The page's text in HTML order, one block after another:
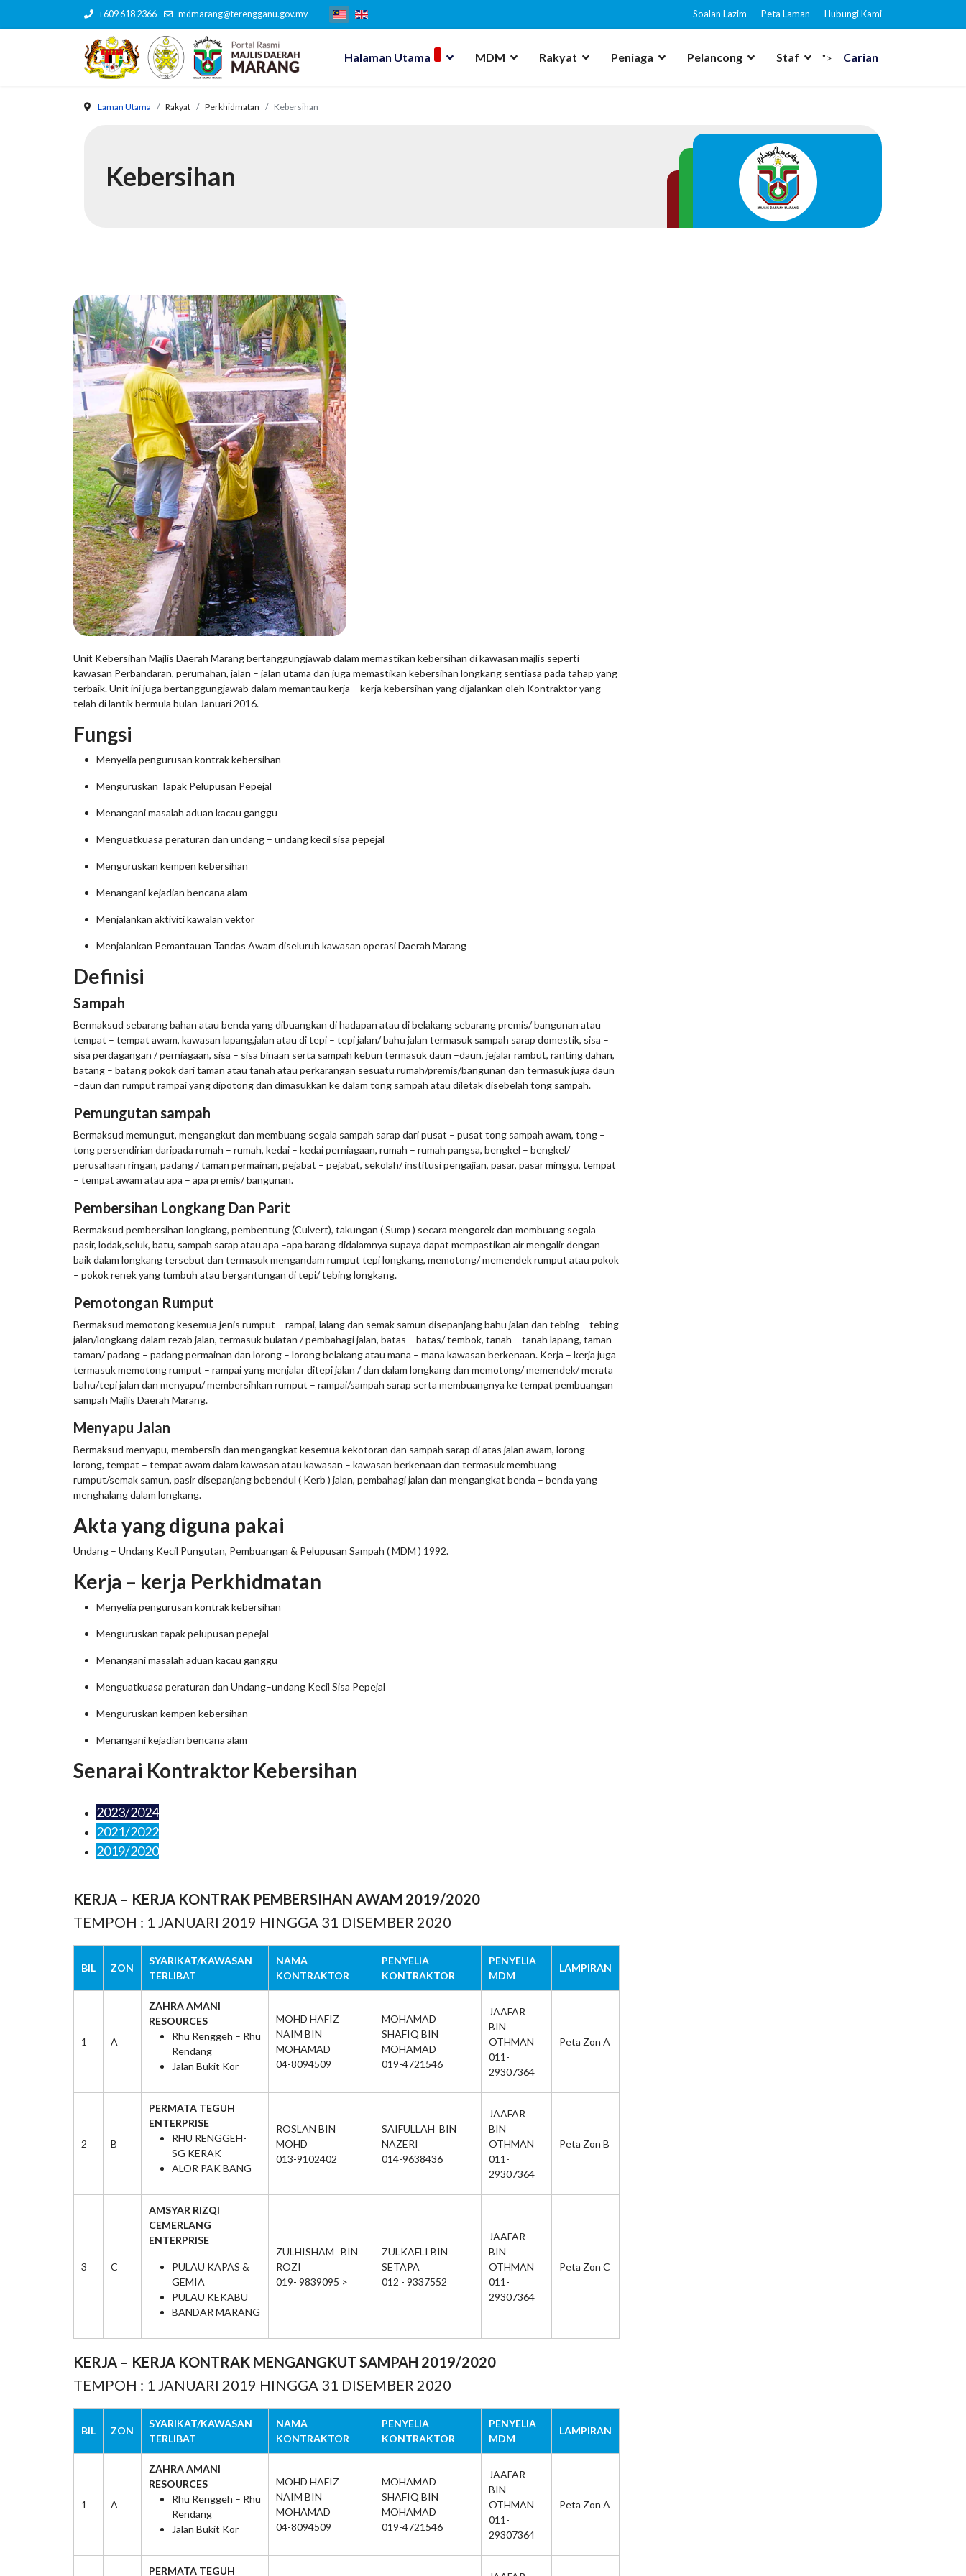
+609 618 2366 mdmarang@terengganu.gov.my Soalan Lazim Peta Laman Hubungi Kami
Halaman Utama MDM Rakyat Peniaga Pelancong Staf "> Carian
Laman Utama Rakyat Perkhidmatan Kebersihan
Kebersihan
Unit Kebersihan Majlis Daerah Marang bertanggungjawab dalam memastikan kebersihan di kawasan majlis seperti
kawasan Perbandaran, perumahan, jalan – jalan utama dan juga memastikan kebersihan longkang sentiasa pada tahap yang
terbaik. Unit ini juga bertanggungjawab dalam memantau kerja – kerja kebersihan yang dijalankan oleh Kontraktor yang
telah di lantik bermula bulan Januari 2016.
Fungsi
Menyelia pengurusan kontrak kebersihan
Menguruskan Tapak Pelupusan Pepejal
Menangani masalah aduan kacau ganggu
Menguatkuasa peraturan dan undang – undang kecil sisa pepejal
Menguruskan kempen kebersihan
Menangani kejadian bencana alam
Menjalankan aktiviti kawalan vektor
Menjalankan Pemantauan Tandas Awam diseluruh kawasan operasi Daerah Marang
Definisi
Sampah
Bermaksud sebarang bahan atau benda yang dibuangkan di hadapan atau di belakang sebarang premis/ bangunan atau
tempat – tempat awam, kawasan lapang,jalan atau di tepi – tepi jalan/ bahu jalan termasuk sampah sarap domestik, sisa –
sisa perdagangan / perniagaan, sisa – sisa binaan serta sampah kebun termasuk daun –daun, jejalar rambut, ranting dahan,
batang – batang pokok dari taman atau tanah atau perkarangan sesuatu rumah/premis/bangunan dan termasuk juga daun
–daun dan rumput rampai yang dipotong dan dimasukkan ke dalam tong sampah atau diletak disebelah tong sampah.
Pemungutan sampah
Bermaksud memungut, mengangkut dan membuang segala sampah sarap dari pusat – pusat tong sampah awam, tong –
tong persendirian daripada rumah – rumah, kedai – kedai perniagaan, rumah – rumah pangsa, bengkel – bengkel/
perusahaan ringan, padang / taman permainan, pejabat – pejabat, sekolah/ institusi pengajian, pasar, pasar minggu, tempat
– tempat awam atau apa – apa premis/ bangunan.
Pembersihan Longkang Dan Parit
Bermaksud pembersihan longkang, pembentung (Culvert), takungan ( Sump ) secara mengorek dan membuang segala
pasir, lodak,seluk, batu, sampah sarap atau apa –apa barang didalamnya supaya dapat mempastikan air mengalir dengan
baik dalam longkang tersebut dan termasuk mengandam rumput tepi longkang, memotong/ memendek rumput atau pokok
– pokok renek yang tumbuh atau bergantungan di tepi/ tebing longkang.
Pemotongan Rumput
Bermaksud memotong kesemua jenis rumput – rampai, lalang dan semak samun disepanjang bahu jalan dan tebing – tebing
jalan/longkang dalam rezab jalan, termasuk bulatan / pembahagi jalan, batas – batas/ tembok, tanah – tanah lapang, taman –
taman/ padang – padang permainan dan lorong – lorong belakang atau mana – mana kawasan berkenaan. Kerja – kerja juga
termasuk memotong rumput – rampai yang menjalar ditepi jalan / dan dalam longkang dan memotong/ memendek/ merata
bahu/tepi jalan dan menyapu/ membersihkan rumput – rampai/sampah sarap serta membuangnya ke tempat pembuangan
sampah Majlis Daerah Marang.
Menyapu Jalan
Bermaksud menyapu, membersih dan mengangkat kesemua kekotoran dan sampah sarap di atas jalan awam, lorong –
lorong, tempat – tempat awam dalam kawasan atau kawasan – kawasan berkenaan dan termasuk membuang
rumput/semak samun, pasir disepanjang bebendul ( Kerb ) jalan, pembahagi jalan dan mengangkat benda – benda yang
menghalang dalam longkang.
Akta yang diguna pakai
Undang – Undang Kecil Pungutan, Pembuangan & Pelupusan Sampah ( MDM ) 1992.
Kerja – kerja Perkhidmatan
Menyelia pengurusan kontrak kebersihan
Menguruskan tapak pelupusan pepejal
Menangani masalah aduan kacau ganggu
Menguatkuasa peraturan dan Undang–undang Kecil Sisa Pepejal
Menguruskan kempen kebersihan
Menangani kejadian bencana alam
Senarai Kontraktor Kebersihan
2023/2024
2021/2022
2019/2020
KERJA – KERJA KONTRAK PEMBERSIHAN AWAM 2019/2020
TEMPOH : 1 JANUARI 2019 HINGGA 31 DISEMBER 2020
BIL ZON
SYARIKAT/KAWASAN
TERLIBAT
NAMA
KONTRAKTOR
PENYELIA
KONTRAKTOR
PENYELIA
MDM
LAMPIRAN
1 A
ZAHRA AMANI
RESOURCES
Rhu Renggeh – Rhu
Rendang
Jalan Bukit Kor
MOHD HAFIZ
NAIM BIN
MOHAMAD
04-8094509
MOHAMAD
SHAFIQ BIN
MOHAMAD
019-4721546
JAAFAR
BIN
OTHMAN
011-
29307364
Peta Zon A
2 B
PERMATA TEGUH
ENTERPRISE
RHU RENGGEH-
SG KERAK
ALOR PAK BANG
ROSLAN BIN
MOHD
013-9102402
SAIFULLAH BIN
NAZERI
014-9638436
JAAFAR
BIN
OTHMAN
011-
29307364
Peta Zon B
3 C
AMSYAR RIZQI
CEMERLANG
ENTERPRISE
PULAU KAPAS &
GEMIA
PULAU KEKABU
BANDAR MARANG
ZULHISHAM BIN
ROZI
019- 9839095 >
ZULKAFLI BIN
SETAPA
012 - 9337552
JAAFAR
BIN
OTHMAN
011-
29307364
Peta Zon C
KERJA – KERJA KONTRAK MENGANGKUT SAMPAH 2019/2020
TEMPOH : 1 JANUARI 2019 HINGGA 31 DISEMBER 2020
BIL ZON
SYARIKAT/KAWASAN
TERLIBAT
NAMA
KONTRAKTOR
PENYELIA
KONTRAKTOR
PENYELIA
MDM
LAMPIRAN
1 A
ZAHRA AMANI
RESOURCES
Rhu Renggeh – Rhu
Rendang
Jalan Bukit Kor
MOHD HAFIZ
NAIM BIN
MOHAMAD
04-8094509
MOHAMAD
SHAFIQ BIN
MOHAMAD
019-4721546
JAAFAR
BIN
OTHMAN
011-
29307364
Peta Zon A
PERMATA TEGUH